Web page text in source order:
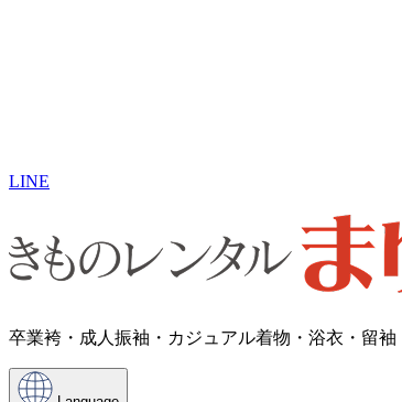
LINE
卒業袴・成人振袖・カジュアル着物・浴衣・留袖